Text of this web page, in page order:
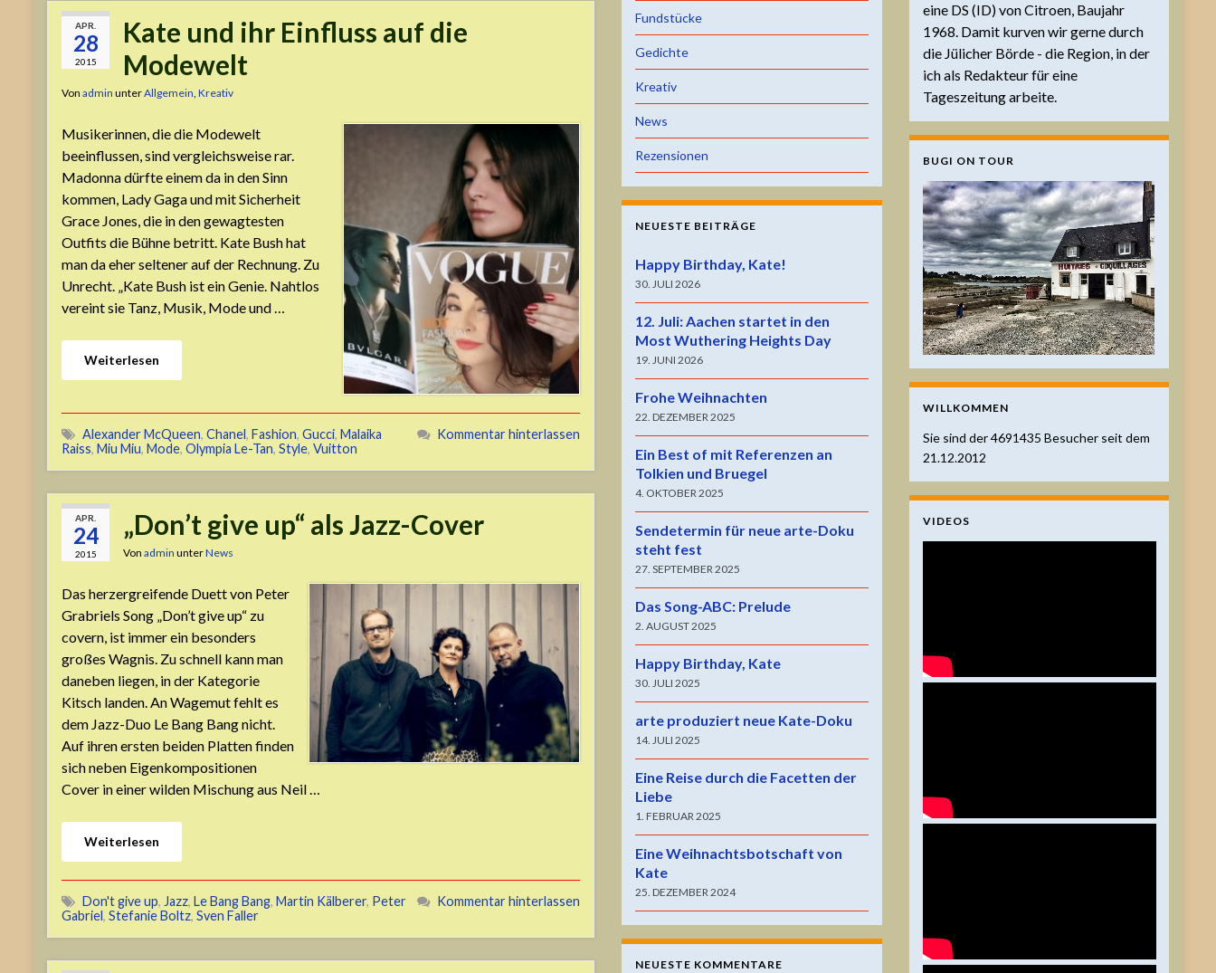
APR.
28
2015
Kate und ihr Einfluss auf die
Modewelt
Von admin unterAllgemein, Kreativ
Musikerinnen, die die Modewelt
beeinflussen, sind vergleichsweise rar.
Madonna dürfte einem da in den Sinn
kommen, Lady Gaga und mit Sicherheit
Grace Jones, die in den gewagtesten
Outfits die Bühne betritt. Kate Bush hat
man da eher seltener auf der Rechnung. Zu
Unrecht. „Kate Bush ist ein Genie. Nahtlos
vereint sie Tanz, Musik, Mode und …
Weiterlesen
Alexander McQueen, Chanel, Fashion, Gucci, Malaika
Raiss, Miu Miu, Mode, Olympia Le-Tan, Style, Vuitton
Kommentar hinterlassen
APR.
24
2015
„Don’t give up“ als Jazz-Cover
Von admin unterNews
Das herzergreifende Duett von Peter
Grabriels Song „Don’t give up“ zu
covern, ist immer ein besonders
großes Wagnis. Zu schnell kann man
daneben liegen, in der Kategorie
Kitsch landen. An Wagemut fehlt es
dem Jazz-Duo Le Bang Bang nicht.
Auf ihren ersten beiden Platten finden
sich neben Eigenkompositionen
Cover in einer wilden Mischung aus Neil …
Weiterlesen
Don't give up, Jazz, Le Bang Bang, Martin Kälberer, Peter
Gabriel, Stefanie Boltz, Sven Faller
Kommentar hinterlassen
Fundstücke
Gedichte
Kreativ
News
Rezensionen
NEUESTE BEITRÄGE
Happy Birthday, Kate!
30. JULI 2026
12. Juli: Aachen startet in den
Most Wuthering Heights Day
19. JUNI 2026
Frohe Weihnachten
22. DEZEMBER 2025
Ein Best of mit Referenzen an
Tolkien und Bruegel
4. OKTOBER 2025
Sendetermin für neue arte-Doku
steht fest
27. SEPTEMBER 2025
Das Song-ABC: Prelude
2. AUGUST 2025
Happy Birthday, Kate
30. JULI 2025
arte produziert neue Kate-Doku
14. JULI 2025
Eine Reise durch die Facetten der
Liebe
1. FEBRUAR 2025
Eine Weihnachtsbotschaft von
Kate
25. DEZEMBER 2024
NEUESTE KOMMENTARE
eine DS (ID) von Citroen, Baujahr
1968. Damit kurven wir gerne durch
die Jülicher Börde - die Region, in der
ich als Redakteur für eine
Tageszeitung arbeite.
BUGI ON TOUR
WILLKOMMEN
Sie sind der4691435 Besucher seit dem
21.12.2012
VIDEOS